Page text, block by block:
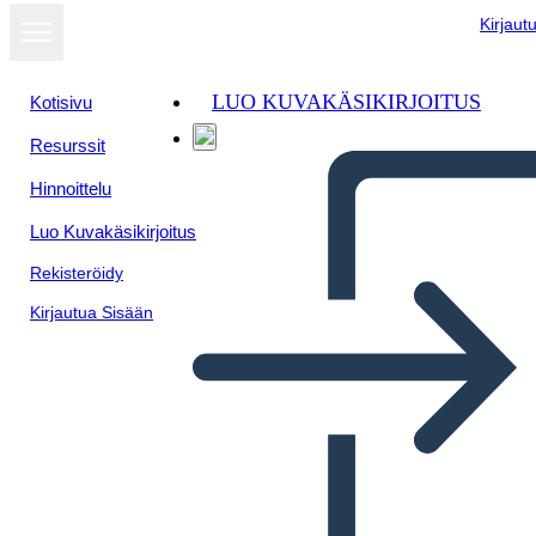
Kotisivu
Resurssit
Hinnoittelu
Luo Kuvakäsikirjoitus
Rekisteröidy
Kirjautua Sisään
LUO KUVAKÄSIKIRJOITUS